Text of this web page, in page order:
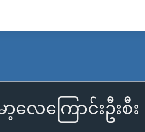
လေကြောင်းဦးစီ